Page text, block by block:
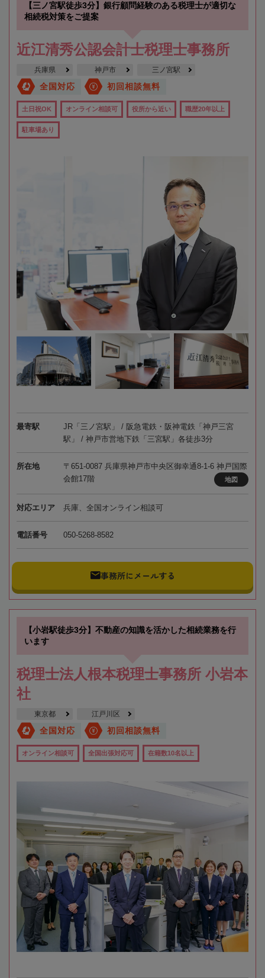
【三ノ宮駅徒歩3分】銀行顧問経験のある税理士が適切な
相続税対策をご提案
近江清秀公認会計士税理士事務所
兵庫県 神戸市 三ノ宮駅
全国対応 初回相談無料
土日祝OK オンライン相談可 役所から近い 職歴20年以上
駐車場あり
最寄駅
JR「三ノ宮駅」 / 阪急電鉄・阪神電鉄「神戸三宮
駅」 / 神戸市営地下鉄「三宮駅」各徒歩3分
所在地
〒651-0087 兵庫県神戸市中央区御幸通8-1-6 神戸国際
会館17階
地図
対応エリア 兵庫、全国オンライン相談可
電話番号 050-5268-8582
事務所にメールする
【小岩駅徒歩3分】不動産の知識を活かした相続業務を行
います
税理士法人根本税理士事務所 小岩本
社
東京都 江戸川区
全国対応 初回相談無料
オンライン相談可 全国出張対応可 在籍数10名以上